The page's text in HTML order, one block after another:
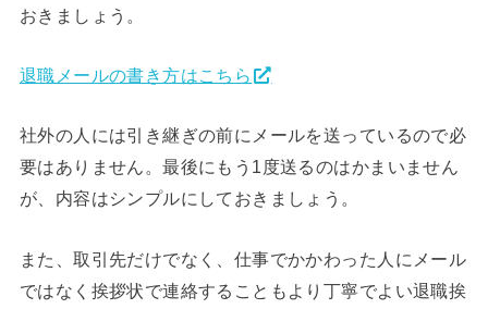
おきましょう。
退職メールの書き方はこちら
社外の人には引き継ぎの前にメールを送っているので必
要はありません。最後にもう1度送るのはかまいません
が、内容はシンプルにしておきましょう。
また、取引先だけでなく、仕事でかかわった人にメール
ではなく挨拶状で連絡することもより丁寧でよい退職挨